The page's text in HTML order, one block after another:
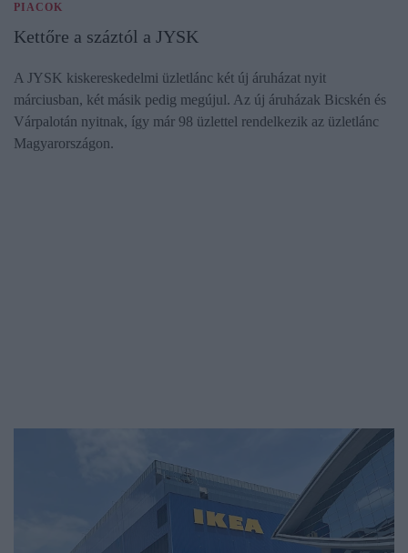
PIACOK
Kettőre a száztól a JYSK
A JYSK kiskereskedelmi üzletlánc két új áruházat nyit
márciusban, két másik pedig megújul. Az új áruházak Bicskén és
Várpalotán nyitnak, így már 98 üzlettel rendelkezik az üzletlánc
Magyarországon.